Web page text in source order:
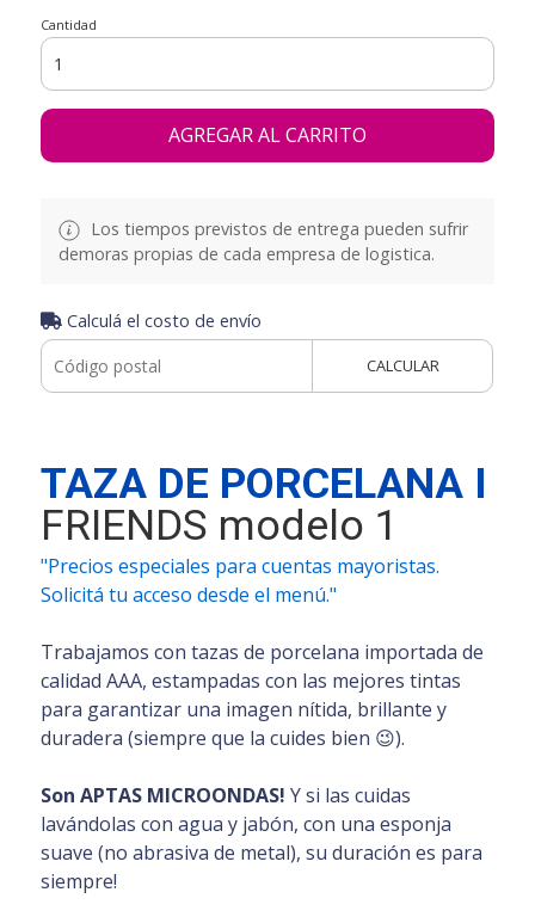
Cantidad
AGREGAR AL CARRITO
Los tiempos previstos de entrega pueden sufrir
demoras propias de cada empresa de logistica.
Calculá el costo de envío
CALCULAR
TAZA DE PORCELANA I
FRIENDS modelo 1
"Precios especiales para cuentas mayoristas.
Solicitá tu acceso desde el menú."
Trabajamos con tazas de porcelana importada de
calidad AAA, estampadas con las mejores tintas
para garantizar una imagen nítida, brillante y
duradera (siempre que la cuides bien 😉).
Son APTAS MICROONDAS! Y si las cuidas
lavándolas con agua y jabón, con una esponja
suave (no abrasiva de metal), su duración es para
siempre!